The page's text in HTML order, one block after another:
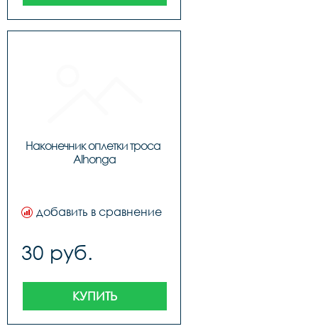
Наконечник оплетки троса
Alhonga
добавить в сравнение
30 руб.
КУПИТЬ